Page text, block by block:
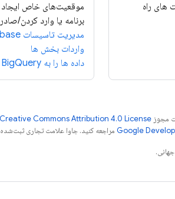
های راه
موقعیت‌های خاص
برنامه یا وارد کردن/
مدیریت تاسیسات Firebase
واردات بخش ها
داده ها را به BigQuery صادر کنید
مجوز Creative Commons Attribution 4.0 License
مراجعه کنید. جاوا علامت تجاری ثبت‌شده Oracle و/یا شرکت‌های وابسته به آن است.